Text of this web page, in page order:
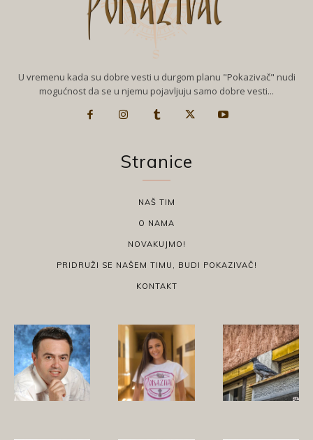
U vremenu kada su dobre vesti u durgom planu "Pokazivač" nudi
mogućnost da se u njemu pojavljuju samo dobre vesti...
Stranice
NAŠ TIM
O NAMA
NOVAKUJMO!
PRIDRUŽI SE NAŠEM TIMU, BUDI POKAZIVAČ!
KONTAKT